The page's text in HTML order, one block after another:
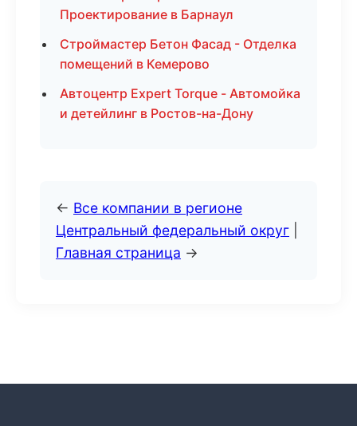
Проектирование в Барнаул
Строймастер Бетон Фасад - Отделка
помещений в Кемерово
Автоцентр Expert Torque - Автомойка
и детейлинг в Ростов-на-Дону
← Все компании в регионе
Центральный федеральный округ
Главная страница →